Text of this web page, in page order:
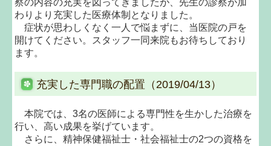
察の内容の充実を図ってきましたが、先生の診察が加
わりより充実した医療体制となりました。
症状が思わしくなく一人で悩まずに、当医院の戸を
開けてください。スタッフ一同来院もお待ちしており
ます。
充実した専門職の配置（2019/04/13）
本院では、3名の医師による専門性を生かした治療を
行い、高い成果を挙げています。
さらに、精神保健福祉士・社会福祉士の2つの資格を